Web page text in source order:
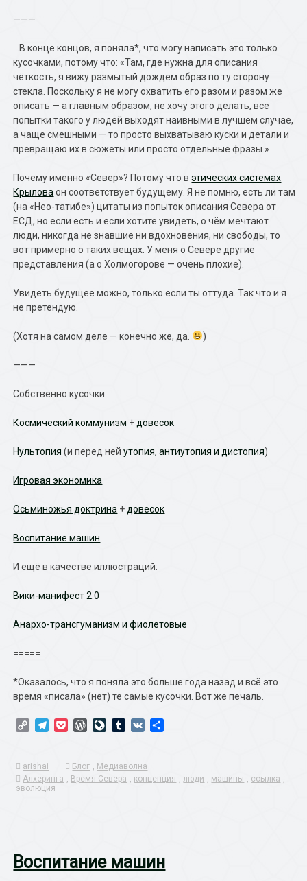
———
…В конце концов, я поняла*, что могу написать это только
кусочками, потому что: «Там, где нужна для описания
чёткость, я вижу размытый дождём образ по ту сторону
стекла. Поскольку я не могу охватить его разом и разом же
описать — а главным образом, не хочу этого делать, все
попытки такого у людей выходят наивными в лучшем случае,
а чаще смешными — то просто выхватываю куски и детали и
превращаю их в сюжеты или просто отдельные фразы.»
Почему именно «Север»? Потому что вэтических системах
Крылова он соответствует будущему. Я не помню, есть ли там
(на «Нео-татибе») цитаты из попыток описания Севера от
ЕСД, но если есть и если хотите увидеть, о чём мечтают
люди, никогда не знавшие ни вдохновения, ни свободы, то
вот примерно о таких вещах. У меня о Севере другие
представления (а о Холмогорове — очень плохие).
Увидеть будущее можно, только если ты оттуда. Так что и я
не претендую.
(Хотя на самом деле — конечно же, да. )
———
Собственно кусочки:
Космический коммунизм + довесок
Нультопия (и перед нейутопия, антиутопия и дистопия)
Игровая экономика
Осьминожья доктрина + довесок
Воспитание машин
И ещё в качестве иллюстраций:
Вики-манифест 2.0
Анархо-трансгуманизм и фиолетовые
=====
*Оказалось, что я поняла это больше года назад и всё это
время «писала» (нет) те самые кусочки. Вот же печаль.
Copy TelegramPocketWordPress
LiveJournal
Tumblr
VK
arishai Блог , Медиаволна
Алхеринга , Время Севера , концепция ,люди , машины , ссылка ,
эволюция
Воспитание машин